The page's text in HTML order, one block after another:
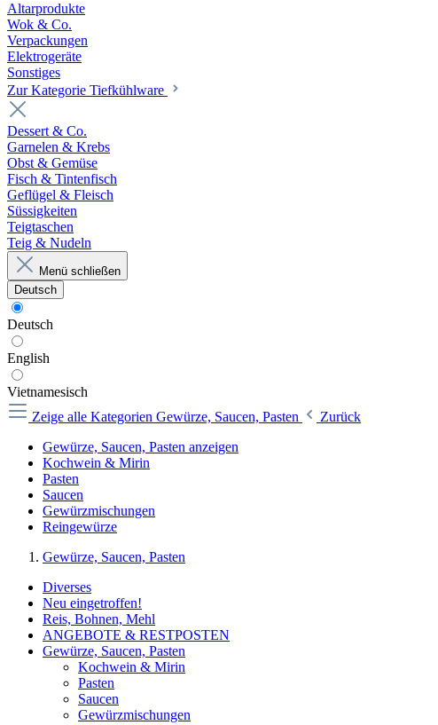
Altarprodukte
Wok & Co.
Verpackungen
Elektrogeräte
Sonstiges
Zur Kategorie Tiefkühlware
Dessert & Co.
Garnelen & Krebs
Obst & Gemüse
Fisch & Tintenfisch
Geflügel & Fleisch
Süssigkeiten
Teigtaschen
Teig & Nudeln
Menü schließen
Deutsch
Deutsch
English
Vietnamesisch
Zeige alle Kategorien Gewürze, Saucen, Pasten
Zurück
Gewürze, Saucen, Pasten anzeigen
Kochwein & Mirin
Pasten
Saucen
Gewürzmischungen
Reingewürze
Gewürze, Saucen, Pasten
Diverses
Neu eingetroffen!
Reis, Bohnen, Mehl
ANGEBOTE & RESTPOSTEN
Gewürze, Saucen, Pasten
Kochwein & Mirin
Pasten
Saucen
Gewürzmischungen